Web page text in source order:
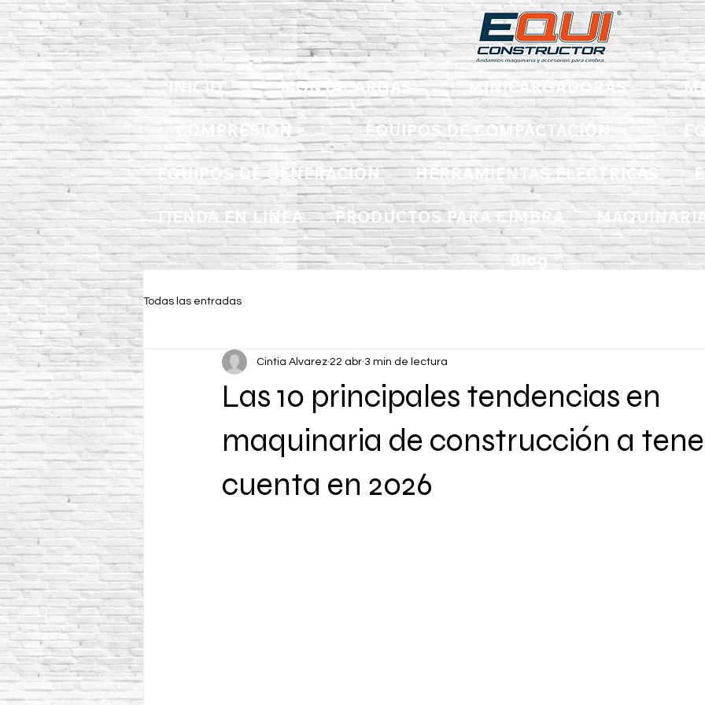
INICIO MONTACARGAS MINICARGADORAS
COMPRESIÓN EQUIPOS DE COMPACTACIÓN
EQUIPOS DE GENERACIÓN HERRAMIENTAS ELÉCTRICAS
TIENDA EN LINEA PRODUCTOS PARA CIMBRA
Blog
Todas las entradas
Las 10 principales tendencias en
maquinaria de construcción a
cuenta en 2026
Cintia Alvarez 22 abr 3 min de lectura